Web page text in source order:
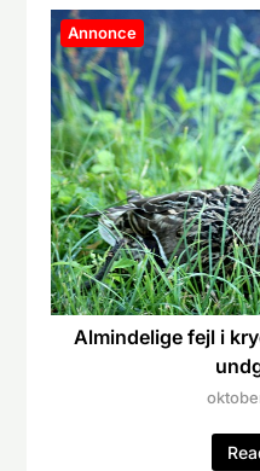
Annonce
Almindelige fejl i